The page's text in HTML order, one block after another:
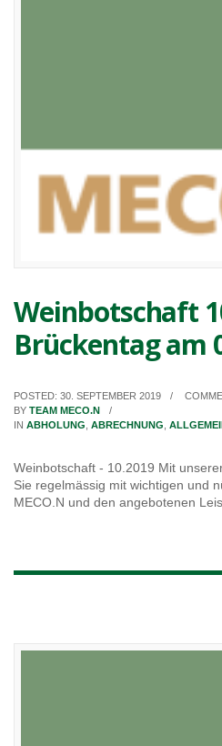
Weinbotschaft
Brückentag am
POSTED: 30. SEPTEMBER 2019
BY TEAM MECO.N
IN ABHOLUNG ABRECHNUNG
Weinbotschaft - 10.2019 Mit
Sie regelmässig mit wichtigen und
MECO.N und den angebotenen